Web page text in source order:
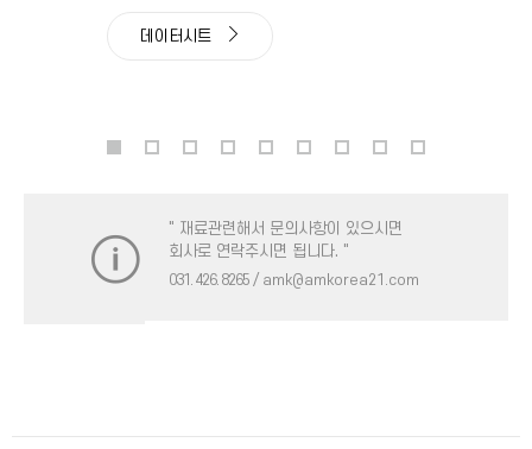
데이터시트
" 재료관련해서 문의사항이 있으시면
회사로 연락주시면 됩니다. "
031. 426. 8265 / amk@amkorea21.com